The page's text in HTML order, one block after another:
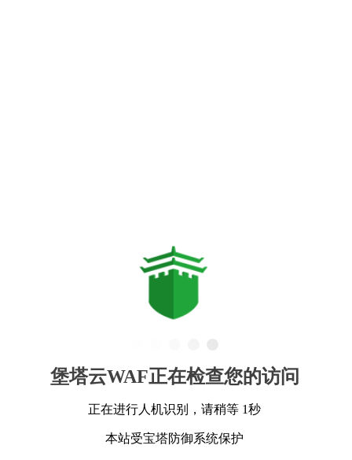
堡塔云WAF正在检查您的访问
正在进行人机识别，请稍等 1秒
本站受宝塔防御系统保护